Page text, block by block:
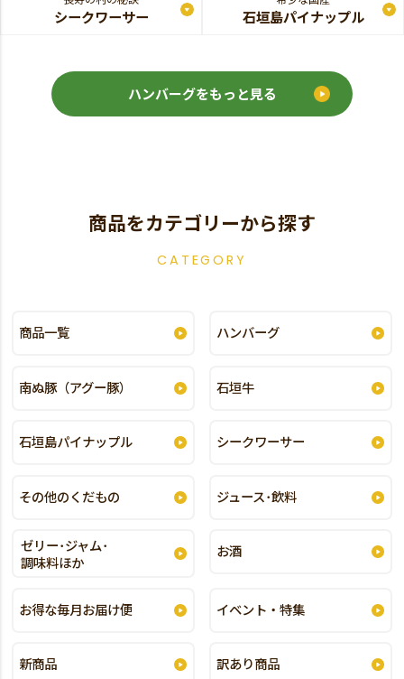
シークワーサー 石垣島パイナップル
ハンバーグをもっと見る
商品をカテゴリーから探す
CATEGORY
商品一覧 ハンバーグ
南ぬ豚（アグー豚） 石垣牛
石垣島パイナップル シークワーサー
その他のくだもの ジュース･飲料
ゼリー･ジャム･
調味料ほか
お酒
お得な毎月お届け便 イベント・特集
新商品 訳あり商品